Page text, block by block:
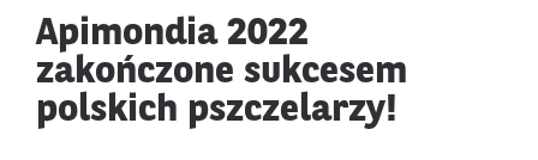
Apimondia 2022
zakończone sukcesem
polskich pszczelarzy!